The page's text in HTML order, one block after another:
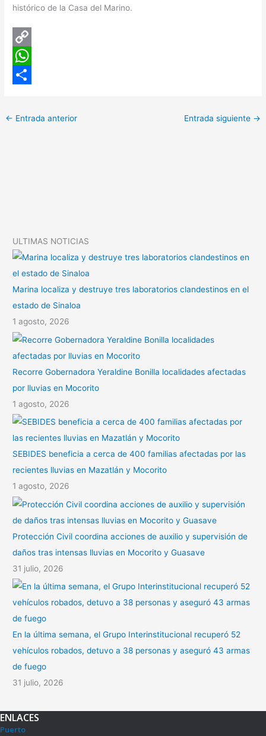
histórico de la Casa del Marino.
C
oW
r
← Entrada anterior Entrada siguiente →
ULTIMAS NOTICIAS
Marina localiza y destruye tres laboratorios clandestinos en el
estado de Sinaloa
1 agosto, 2026
Recorre Gobernadora Yeraldine Bonilla localidades afectadas
por lluvias en Mocorito
1 agosto, 2026
SEBIDES beneficia a cerca de 400 familias afectadas por las
recientes lluvias en Mazatlán y Mocorito
1 agosto, 2026
Protección Civil coordina acciones de auxilio y supervisión de
daños tras intensas lluvias en Mocorito y Guasave
31 julio, 2026
En la última semana, el Grupo Interinstitucional recuperó 52
vehículos robados, detuvo a 38 personas y aseguró 43 armas
de fuego
31 julio, 2026
ENLACES
Puerto